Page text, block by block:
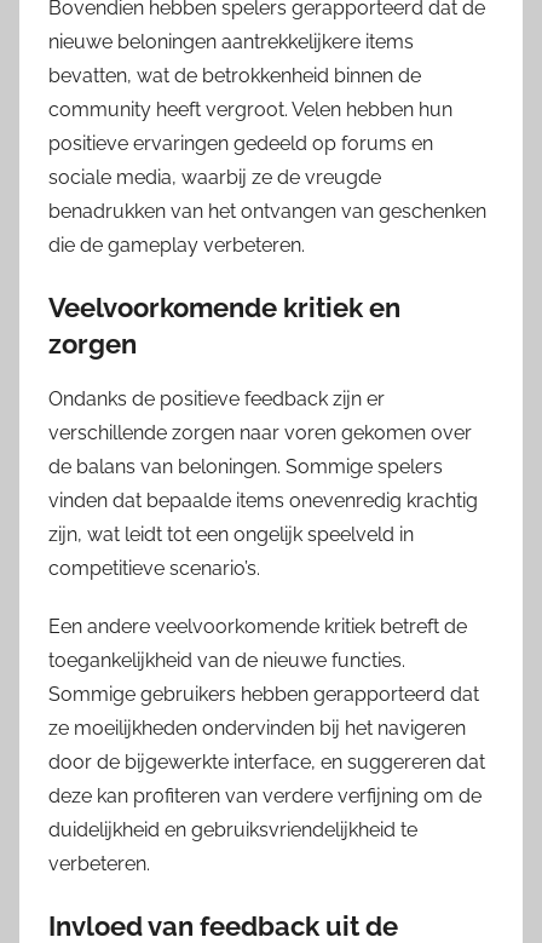
Bovendien hebben spelers gerapporteerd dat de
nieuwe beloningen aantrekkelijkere items
bevatten, wat de betrokkenheid binnen de
community heeft vergroot. Velen hebben hun
positieve ervaringen gedeeld op forums en
sociale media, waarbij ze de vreugde
benadrukken van het ontvangen van geschenken
die de gameplay verbeteren.
Veelvoorkomende kritiek en
zorgen
Ondanks de positieve feedback zijn er
verschillende zorgen naar voren gekomen over
de balans van beloningen. Sommige spelers
vinden dat bepaalde items onevenredig krachtig
zijn, wat leidt tot een ongelijk speelveld in
competitieve scenario’s.
Een andere veelvoorkomende kritiek betreft de
toegankelijkheid van de nieuwe functies.
Sommige gebruikers hebben gerapporteerd dat
ze moeilijkheden ondervinden bij het navigeren
door de bijgewerkte interface, en suggereren dat
deze kan profiteren van verdere verfijning om de
duidelijkheid en gebruiksvriendelijkheid te
verbeteren.
Invloed van feedback uit de